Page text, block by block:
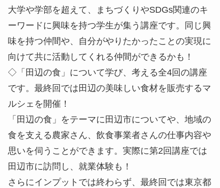
大学や学部を超えて、まちづくりやSDGs関連のキ
ーワードに興味を持つ学生が集う講座です。同じ興
味を持つ仲間や、自分がやりたかったことの実現に
向けて共に活動してくれる仲間ができるかも！
◇「田辺の食」について学び、考える全4回の講座
です。最終回では田辺の美味しい食材を販売するマ
ルシェを開催！
「田辺の食」をテーマに田辺市についてや、地域の
食を支える農家さん、飲食事業者さんの仕事内容や
思いを伺うことができます。実際に第2回講座では
田辺市に訪問し、就業体験も！
さらにインプットでは終わらず、最終回では東京都